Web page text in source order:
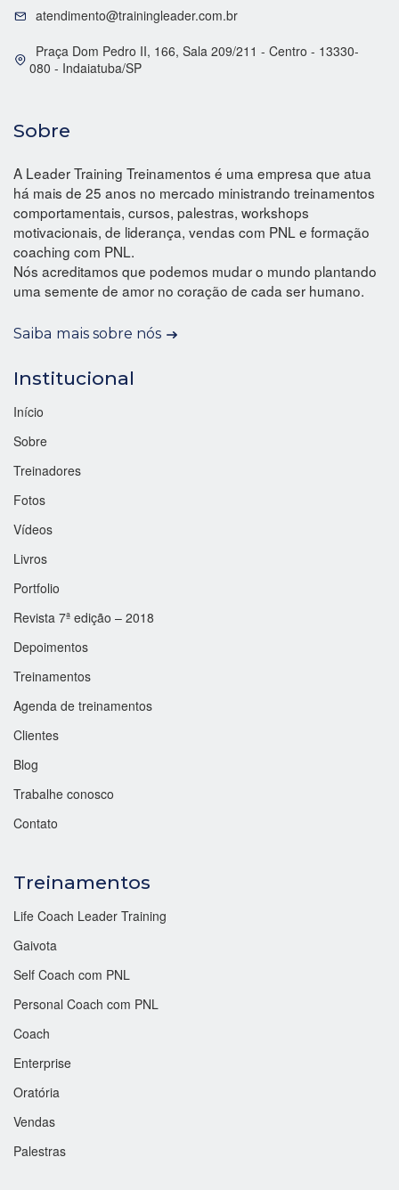
atendimento@trainingleader.com.br
Praça Dom Pedro II, 166, Sala 209/211 - Centro - 13330-
080 - Indaiatuba/SP
Sobre
A Leader Training Treinamentos é uma empresa que atua
há mais de 25 anos no mercado ministrando treinamentos
comportamentais, cursos, palestras, workshops
motivacionais, de liderança, vendas com PNL e formação
coaching com PNL.
Nós acreditamos que podemos mudar o mundo plantando
uma semente de amor no coração de cada ser humano.
Saiba mais sobre nós
Institucional
Início
Sobre
Treinadores
Fotos
Vídeos
Livros
Portfolio
Revista 7ª edição – 2018
Depoimentos
Treinamentos
Agenda de treinamentos
Clientes
Blog
Trabalhe conosco
Contato
Treinamentos
Life Coach Leader Training
Gaivota
Self Coach com PNL
Personal Coach com PNL
Coach
Enterprise
Oratória
Vendas
Palestras